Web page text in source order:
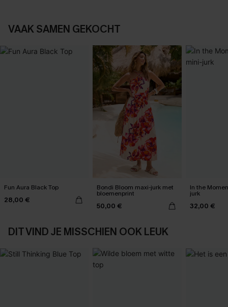
VAAK SAMEN GEKOCHT
Fun Aura Black Top
28,00 €
Bondi Bloom maxi-jurk met
bloemenprint
50,00 €
In the
jurk
32,00 €
DIT VIND JE MISSCHIEN OOK LEUK